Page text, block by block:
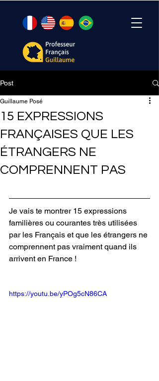
Post
15 EXPRESSIONS
FRANÇAISES QUE LES
ÉTRANGERS NE
COMPRENNENT PAS
Guillaume Posé
Je vais te montrer 15 expressions
familières ou courantes très utilisées
par les Français et que les étrangers ne
comprennent pas vraiment quand ils
arrivent en France !
https://youtu.be/yPOg5cN86CA